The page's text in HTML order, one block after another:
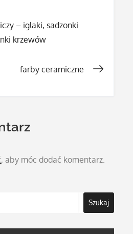
– iglaki, sadzonki
krzewów
farby ceramiczne
, aby móc dodać komentarz.
Szukaj